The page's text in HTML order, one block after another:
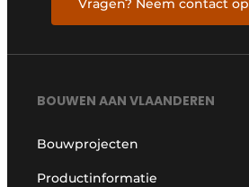
Vragen? Neem contact op
BOUWEN AAN VLAANDEREN
Bouwprojecten
Productinformatie